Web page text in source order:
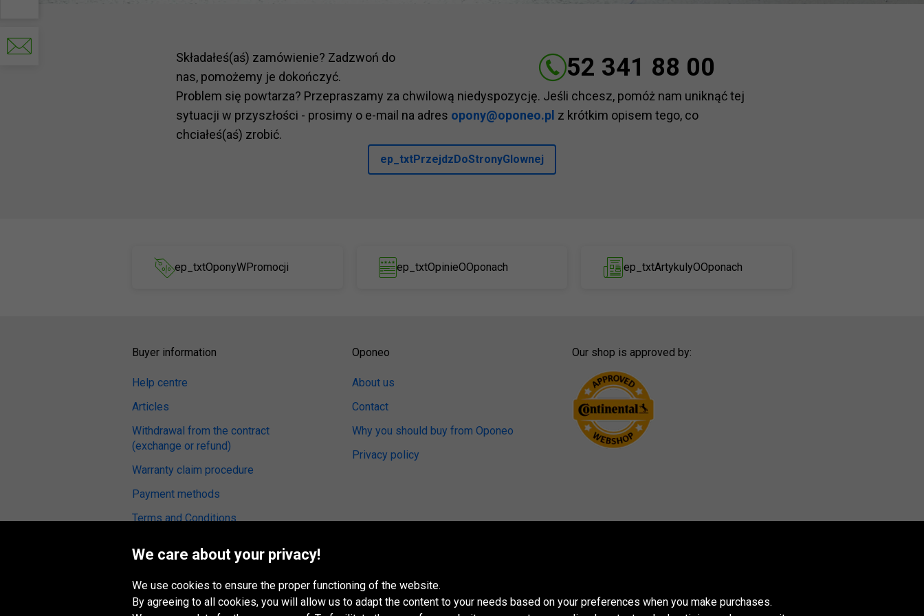
Składałeś(aś) zamówienie? Zadzwoń do
nas, pomożemy je dokończyć.
52 341 88 00
Problem się powtarza? Przepraszamy za chwilową niedyspozycję. Jeśli chcesz, pomóż nam uniknąć tej
sytuacji w przyszłości - prosimy o e-mail na adres opony@oponeo.pl z krótkim opisem tego, co
chciałeś(aś) zrobić.
ep_txtPrzejdzDoStronyGlownej
ep_txtOponyWPromocji ep_txtOpinieOOponach ep_txtArtykulyOOponach
Buyer information
Help centre
Articles
Withdrawal from the contract
(exchange or refund)
Warranty claim procedure
Payment methods
Terms and Conditions
Digital Accessibility
Oponeo
About us
Contact
Why you should buy from Oponeo
Privacy policy
Our shop is approved by:
We care about your privacy!
We use cookies to ensure the proper functioning of the website.
By agreeing to all cookies, you will allow us to adapt the content to your needs based on your preferences when you make purchases.